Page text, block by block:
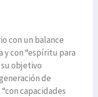
con un balance
y con “espíritu para
objetivo
de
capacidades